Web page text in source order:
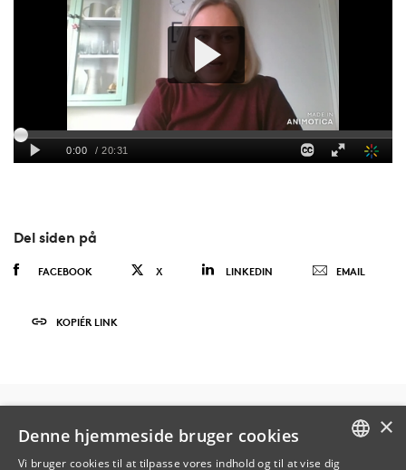
Del siden på
FACEBOOK X LINKEDIN EMAIL
KOPIÉR LINK
×
Denne hjemmeside bruger cookies
Vi bruger cookies til at tilpasse vores indhold og til at vise dig